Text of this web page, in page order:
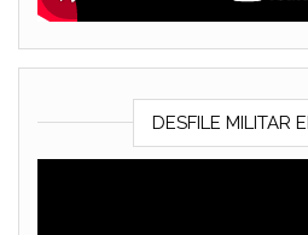
DESFILE MILITAR